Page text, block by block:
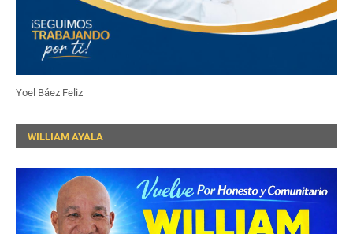
Yoel Báez Feliz
WILLIAM AYALA